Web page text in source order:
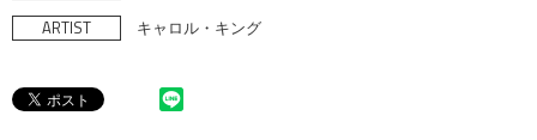
ARTIST キャロル・キング